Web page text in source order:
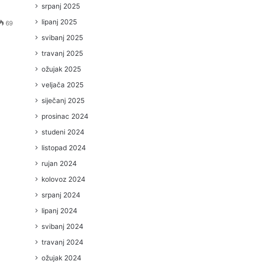
69
srpanj 2025
lipanj 2025
svibanj 2025
travanj 2025
ožujak 2025
veljača 2025
siječanj 2025
prosinac 2024
studeni 2024
listopad 2024
rujan 2024
kolovoz 2024
srpanj 2024
lipanj 2024
svibanj 2024
travanj 2024
ožujak 2024